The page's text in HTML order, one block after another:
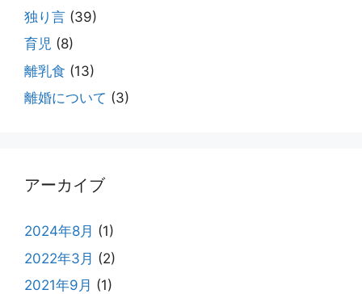
独り言 (39)
育児 (8)
離乳食 (13)
離婚について (3)
アーカイブ
2024年8月 (1)
2022年3月 (2)
2021年9月 (1)